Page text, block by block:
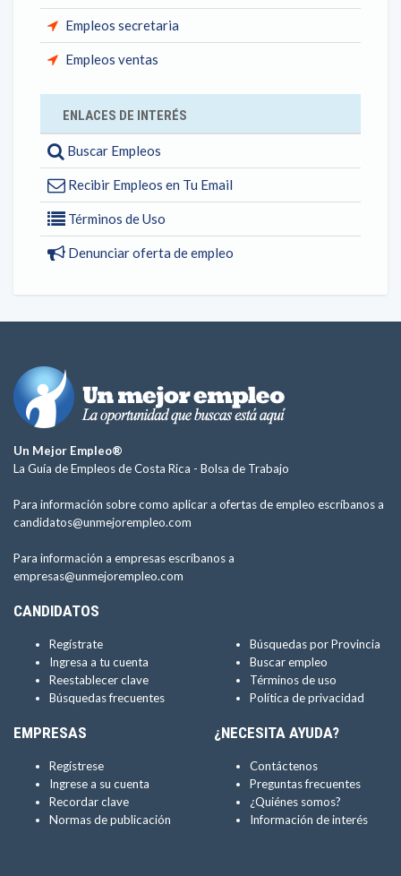
Empleos secretaria
Empleos ventas
ENLACES DE INTERÉS
Buscar Empleos
Recibir Empleos en Tu Email
Términos de Uso
Denunciar oferta de empleo
Un Mejor Empleo®
La Guía de Empleos de Costa Rica - Bolsa de Trabajo
Para información sobre como aplicar a ofertas de empleo escríbanos a
candidatos@unmejorempleo.com
Para información a empresas escríbanos a
empresas@unmejorempleo.com
CANDIDATOS
Regístrate
Ingresa a tu cuenta
Reestablecer clave
Búsquedas frecuentes
Búsquedas por Provincia
Buscar empleo
Términos de uso
Política de privacidad
EMPRESAS
Regístrese
Ingrese a su cuenta
Recordar clave
Normas de publicación
¿NECESITA AYUDA?
Contáctenos
Preguntas frecuentes
¿Quiénes somos?
Información de interés